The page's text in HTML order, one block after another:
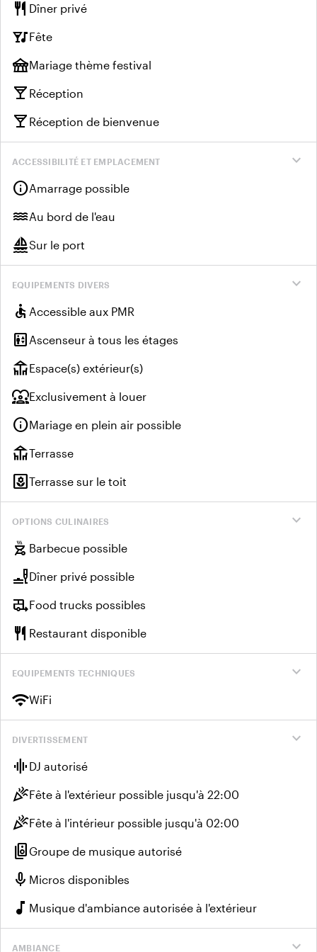
restaurant Dîner privé
nightlifeFête
festivalMariage thème festival
local_bar Réception
local_bar Réception de bienvenue
expand_more
ACCESSIBILITÉ ET EMPLACEMENT
infoAmarrage possible
waterAu bord de l'eau
sailingSur le port
expand_more
EQUIPEMENTS DIVERS
accessible Accessible aux PMR
elevator Ascenseur à tous les étages
deckEspace(s) extérieur(s)
diversity_1Exclusivement à louer
infoMariage en plein air possible
deckTerrasse
yardTerrasse sur le toit
expand_more
OPTIONS CULINAIRES
outdoor_grill Barbecue possible
brunch_diningDîner privé possible
rv_hookupFood trucks possibles
restaurant Restaurant disponible
expand_more
EQUIPEMENTS TECHNIQUES
wifiWiFi
expand_more
DIVERTISSEMENT
graphic_eq DJ autorisé
celebrationFête à l'extérieur possible jusqu'à 22:00
celebrationFête à l'intérieur possible jusqu'à 02:00
speaker_groupGroupe de musique autorisé
mic Micros disponibles
music_note Musique d'ambiance autorisée à l'extérieur
expand_more
AMBIANCE